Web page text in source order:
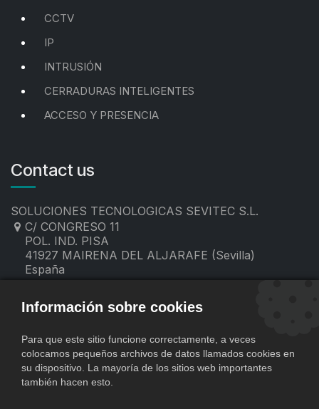
CCTV
IP
INTRUSIÓN
CERRADURAS INTELIGENTES
ACCESO Y PRESENCIA
Contact us
SOLUCIONES TECNOLOGICAS SEVITEC S.L.
C/ CONGRESO 11
POL. IND. PISA
41927 MAIRENA DEL ALJARAFE (Sevilla)
España
contacto@sevitec.es
Información sobre cookies
Para que este sitio funcione correctamente, a veces
colocamos pequeños archivos de datos llamados cookies en
su dispositivo. La mayoría de los sitios web importantes
también hacen esto.